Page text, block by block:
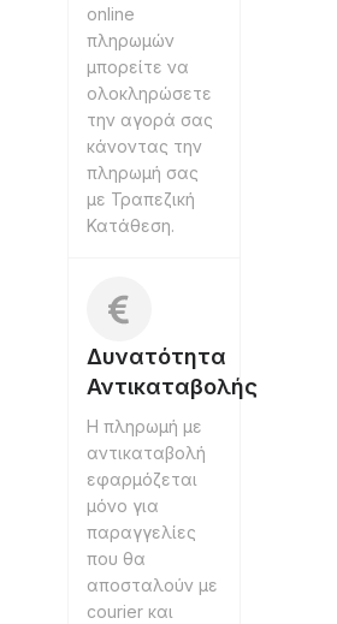
online
πληρωμών
μπορείτε να
ολοκληρώσετε
την αγορά σας
κάνοντας την
πληρωμή σας
με Τραπεζική
Κατάθεση.
Δυνατότητα
Αντικαταβολής
Η πληρωμή με
αντικαταβολή
εφαρμόζεται
μόνο για
παραγγελίες
που θα
αποσταλούν με
courier και